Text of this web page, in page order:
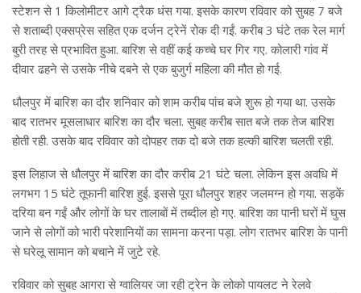
स्टेशन से 1 किलोमीटर आगे ट्रैक धंस गया. इसके कारण रविवार को सुबह 7 बजे
से शताब्दी एक्सप्रेस सहित एक दर्जन ट्रेनें रोक दी गईं. करीब 3 घंटे तक रेल मार्ग
बुरी तरह से प्रभावित हुआ. बारिश से वहीं कई कच्चे घर गिर गए. कोलारी गांव में
दीवार ढहने से उसके नीचे दबने से एक बुजुर्ग महिला की मौत हो गई.
धौलपुर में बारिश का दौर शनिवार को शाम करीब पांच बजे शुरू हो गया था. उसके
बाद रातभर मूसलाधार बारिश का दौर चला. सुबह करीब सात बजे तक तेज बारिश
होती रही. उसके बाद रविवार को दोपहर तक दो बजे तक हल्की बारिश चलती रही.
इस लिहाज से धौलपुर में बारिश का दौर करीब 21 घंटे चला. लेकिन इस अवधि में
लगभग 15 घंटे तूफानी बारिश हुई. इससे पूरा धौलपुर शहर जलमग्न हो गया. सड़कें
दरिया बन गईं और लोगों के घर तालाबों में तब्दील हो गए. बारिश का पानी घरों में घुस
जाने से लोगों को भारी परेशानियों का सामना करना पड़ा. लोग रातभर बारिश के पानी
से घरेलू सामान को बचाने में जुटे रहे.
रविवार को सुबह आगरा से ग्वालियर जा रही ट्रेन के लोको पायलट ने रेलवे